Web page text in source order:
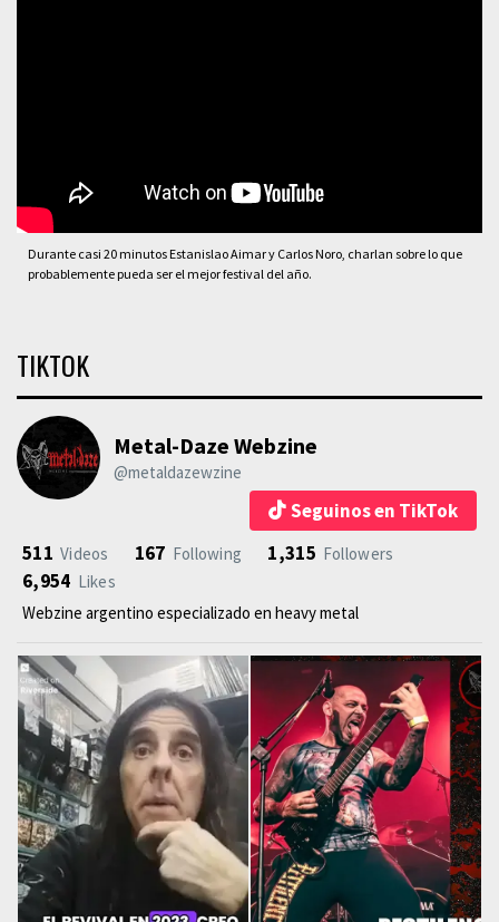
Durante casi 20 minutos Estanislao Aimar y Carlos Noro, charlan sobre lo que
probablemente pueda ser el mejor festival del año.
TIKTOK
Metal-Daze Webzine
@metaldazewzine
Seguinos en TikTok
511 Videos 167 Following 1,315 Followers
6,954 Likes
Webzine argentino especializado en heavy metal